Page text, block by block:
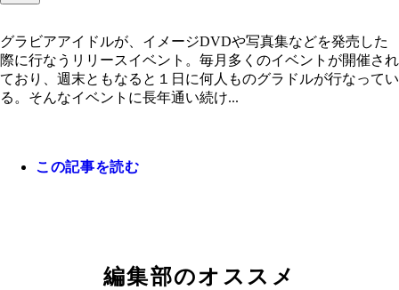
グラビアアイドルが、イメージDVDや写真集などを発売した
際に行なうリリースイベント。毎月多くのイベントが開催され
ており、週末ともなると１日に何人ものグラドルが行なってい
る。そんなイベントに長年通い続け...
この記事を読む
編集部のオススメ